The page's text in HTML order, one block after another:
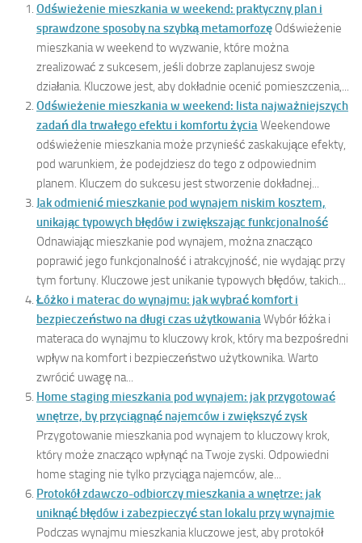
Odświeżenie mieszkania w weekend: praktyczny plan i
sprawdzone sposoby na szybką metamorfozę Odświeżenie
mieszkania w weekend to wyzwanie, które można
zrealizować z sukcesem, jeśli dobrze zaplanujesz swoje
działania. Kluczowe jest, aby dokładnie ocenić pomieszczenia,...
Odświeżenie mieszkania w weekend: lista najważniejszych
zadań dla trwałego efektu i komfortu życiaWeekendowe
odświeżenie mieszkania może przynieść zaskakujące efekty,
pod warunkiem, że podejdziesz do tego z odpowiednim
planem. Kluczem do sukcesu jest stworzenie dokładnej...
Jak odmienić mieszkanie pod wynajem niskim kosztem,
unikając typowych błędów i zwiększając funkcjonalność
Odnawiając mieszkanie pod wynajem, można znacząco
poprawić jego funkcjonalność i atrakcyjność, nie wydając przy
tym fortuny. Kluczowe jest unikanie typowych błędów, takich...
Łóżko i materac do wynajmu: jak wybrać komfort i
bezpieczeństwo na długi czas użytkowaniaWybór łóżka i
materaca do wynajmu to kluczowy krok, który ma bezpośredni
wpływ na komfort i bezpieczeństwo użytkownika. Warto
zwrócić uwagę na...
Home staging mieszkania pod wynajem: jak przygotować
wnętrze, by przyciągnąć najemców i zwiększyć zysk
Przygotowanie mieszkania pod wynajem to kluczowy krok,
który może znacząco wpłynąć na Twoje zyski. Odpowiedni
home staging nie tylko przyciąga najemców, ale...
Protokół zdawczo-odbiorczy mieszkania a wnętrze: jak
uniknąć błędów i zabezpieczyć stan lokalu przy wynajmie
Podczas wynajmu mieszkania kluczowe jest, aby protokół